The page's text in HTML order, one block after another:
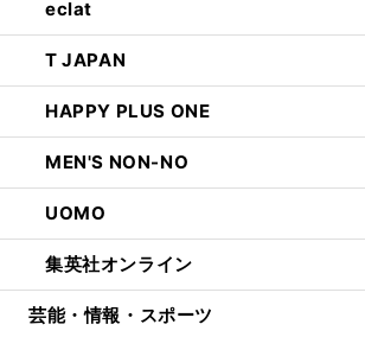
eclat
T JAPAN
HAPPY PLUS ONE
MEN'S NON-NO
UOMO
集英社オンライン
芸能・情報・スポーツ